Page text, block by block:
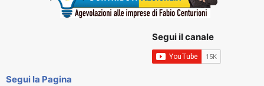
Segui il canale
Segui la Pagina